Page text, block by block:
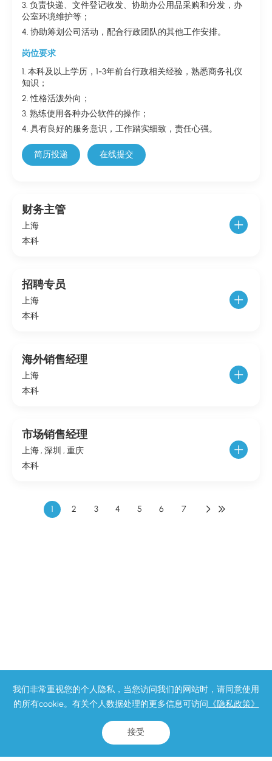
我们非常重视您的个人隐私，当您访问我们的网站时，请同意使用
的所有cookie。有关个人数据处理的更多信息可访问 《隐私政策》
接受
3. 负责快递、文件登记收发、协助办公用品采购和分发，办
公室环境维护等；
4. 协助筹划公司活动，配合行政团队的其他工作安排。
岗位要求
1. 本科及以上学历，1-3年前台行政相关经验，熟悉商务礼仪
知识；
2. 性格活泼外向；
3. 熟练使用各种办公软件的操作；
4. 具有良好的服务意识，工作踏实细致，责任心强。
简历投递 在线提交
财务主管
上海
本科
招聘专员
上海
本科
海外销售经理
上海
本科
市场销售经理
上海 , 深圳 , 重庆
本科
1 2 3 4 5 6 7